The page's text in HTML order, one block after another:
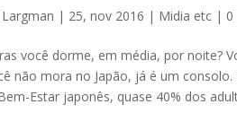
| 25, nov 2016 | Midia etc |
você dorme, em média, por noite?
não mora no Japão, já é um
Estar japonês, quase 40% dos